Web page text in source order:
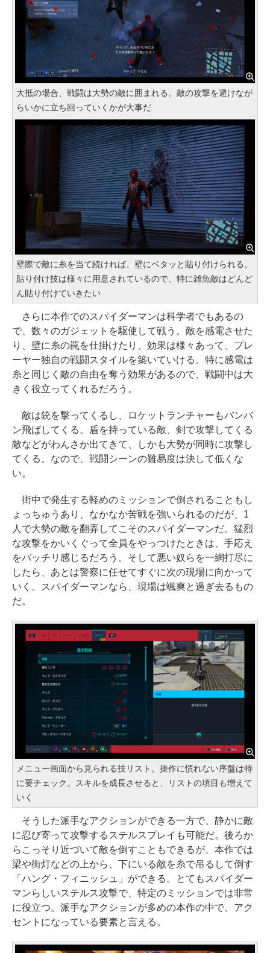
大抵の場合、戦闘は大勢の敵に囲まれる。敵の攻撃を避けなが
らいかに立ち回っていくかが大事だ
壁際で敵に糸を当て続ければ、壁にベタッと貼り付けられる。
貼り付け技は様々に用意されているので、特に雑魚敵はどんど
ん貼り付けていきたい
さらに本作でのスパイダーマンは科学者でもあるの
で、数々のガジェットを駆使して戦う。敵を感電させた
り、壁に糸の罠を仕掛けたり、効果は様々あって、プレ
ーヤー独自の戦闘スタイルを築いていける。特に感電は
糸と同じく敵の自由を奪う効果があるので、戦闘中は大
きく役立ってくれるだろう。
敵は銃を撃ってくるし、ロケットランチャーもバンバ
ン飛ばしてくる。盾を持っている敵、剣で攻撃してくる
敵などがわんさか出てきて、しかも大勢が同時に攻撃し
てくる。なので、戦闘シーンの難易度は決して低くな
い。
街中で発生する軽めのミッションで倒されることもし
ょっちゅうあり、なかなか苦戦を強いられるのだが、1
人で大勢の敵を翻弄してこそのスパイダーマンだ。猛烈
な攻撃をかいくぐって全員をやっつけたときは、手応え
をバッチリ感じるだろう。そして悪い奴らを一網打尽に
したら、あとは警察に任せてすぐに次の現場に向かって
いく。スパイダーマンなら、現場は颯爽と過ぎ去るもの
だ。
メニュー画面から見られる技リスト。操作に慣れない序盤は特
に要チェック。スキルを成長させると、リストの項目も増えて
いく
そうした派手なアクションができる一方で、静かに敵
に忍び寄って攻撃するステルスプレイも可能だ。後ろか
らこっそり近づいて敵を倒すこともできるが、本作では
梁や街灯などの上から、下にいる敵を糸で吊るして倒す
「ハング・フィニッシュ」ができる。とてもスパイダー
マンらしいステルス攻撃で、特定のミッションでは非常
に役立つ。派手なアクションが多めの本作の中で、アク
セントになっている要素と言える。